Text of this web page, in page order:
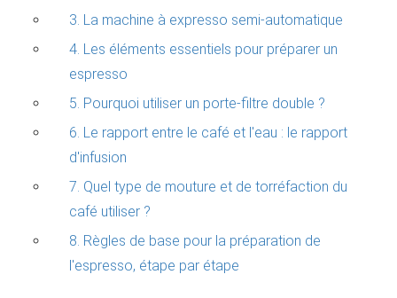
3. La machine à expresso semi-automatique
4. Les éléments essentiels pour préparer un
espresso
5. Pourquoi utiliser un porte-filtre double ?
6. Le rapport entre le café et l'eau : le rapport
d'infusion
7. Quel type de mouture et de torréfaction du
café utiliser ?
8. Règles de base pour la préparation de
l'espresso, étape par étape